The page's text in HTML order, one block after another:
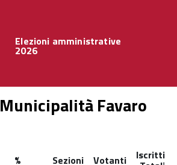
Elezioni amministrative
2026
Favaro
% Sezioni Votanti Iscritti